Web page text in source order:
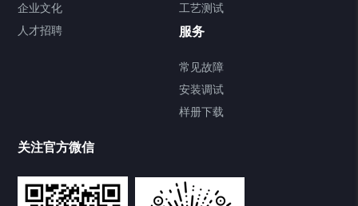
Chamber试验箱
TCU温度控制单元
企业文化
人才招聘
工艺测试
服务
常见故障
安装调试
样册下载
关注官方微信